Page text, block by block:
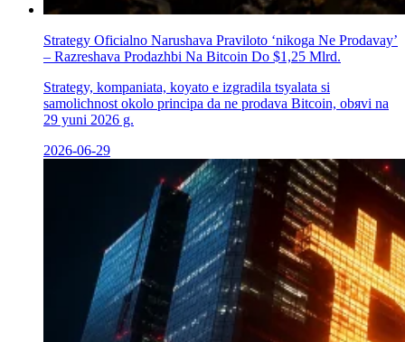
Strategy Oficіalno Narushava Praviloto ‘nikoga Ne Prodavay’
– Razreshava Prodazhbi Na Bitcoin Do $1,25 Mlrd.
Strategy, kompaniata, koуato е izgradila tsyalata si
samolichnost okolo principa da ne prodava Bitcoin, obяvi na
29 yuni 2026 g.
2026-06-29